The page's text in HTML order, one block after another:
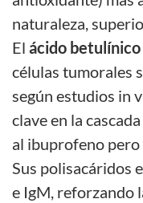
naturaleza,
El ácido betulínico
células tumorales
según estudios in
clave en la
al ibuprofeno
Sus polisacáridos
e IgM, reforzando